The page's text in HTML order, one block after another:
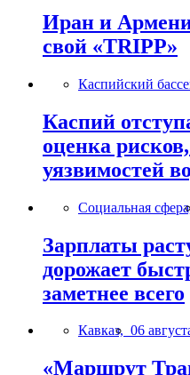
Иран и
свой «TRIPP»
Каспийский
Каспий
оценка
уязвимостей
Социальная
Зарплаты
дорожает
заметнее всего
Кавказ, 06
«Маршрут